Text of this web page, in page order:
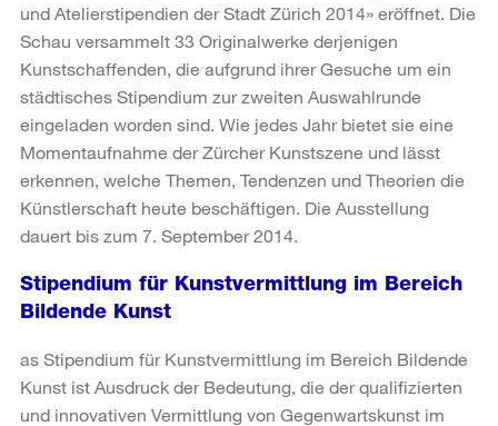
und Atelierstipendien der Stadt Zürich 2014» eröffnet. Die
Schau versammelt 33 Originalwerke derjenigen
Kunstschaffenden, die aufgrund ihrer Gesuche um ein
städtisches Stipendium zur zweiten Auswahlrunde
eingeladen worden sind. Wie jedes Jahr bietet sie eine
Momentaufnahme der Zürcher Kunstszene und lässt
erkennen, welche Themen, Tendenzen und Theorien die
Künstlerschaft heute beschäftigen. Die Ausstellung
dauert bis zum 7. September 2014.
Stipendium für Kunstvermittlung im Bereich
Bildende Kunst
as Stipendium für Kunstvermittlung im Bereich Bildende
Kunst ist Ausdruck der Bedeutung, die der qualifizierten
und innovativen Vermittlung von Gegenwartskunst im